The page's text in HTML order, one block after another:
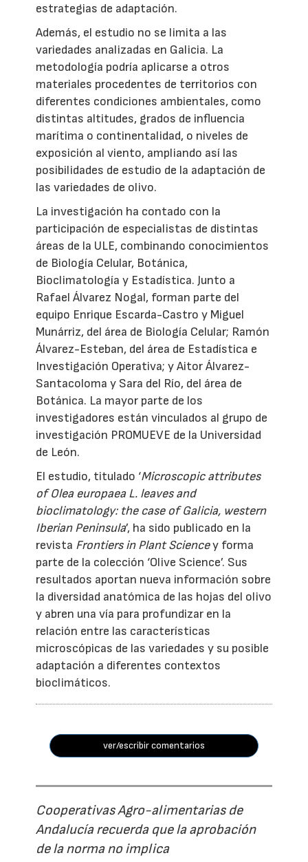
estrategias de adaptación.
Además, el estudio no se limita a las
variedades analizadas en Galicia. La
metodología podría aplicarse a otros
materiales procedentes de territorios con
diferentes condiciones ambientales, como
distintas altitudes, grados de influencia
marítima o continentalidad, o niveles de
exposición al viento, ampliando así las
posibilidades de estudio de la adaptación de
las variedades de olivo.
La investigación ha contado con la
participación de especialistas de distintas
áreas de la ULE, combinando conocimientos
de Biología Celular, Botánica,
Bioclimatología y Estadística. Junto a
Rafael Álvarez Nogal, forman parte del
equipo Enrique Escarda-Castro y Miguel
Munárriz, del área de Biología Celular; Ramón
Álvarez-Esteban, del área de Estadística e
Investigación Operativa; y Aitor Álvarez-
Santacoloma y Sara del Río, del área de
Botánica. La mayor parte de los
investigadores están vinculados al grupo de
investigación PROMUEVE de la Universidad
de León.
El estudio, titulado ‘Microscopic attributes
of Olea europaea L. leaves and
bioclimatology: the case of Galicia, western
Iberian Peninsula’, ha sido publicado en la
revista Frontiers in Plant Sciencey forma
parte de la colección ‘Olive Science’. Sus
resultados aportan nueva información sobre
la diversidad anatómica de las hojas del olivo
y abren una vía para profundizar en la
relación entre las características
microscópicas de las variedades y su posible
adaptación a diferentes contextos
bioclimáticos.
ver/escribir comentarios
Cooperativas Agro-alimentarias de
Andalucía recuerda que la aprobación
de la norma no implica